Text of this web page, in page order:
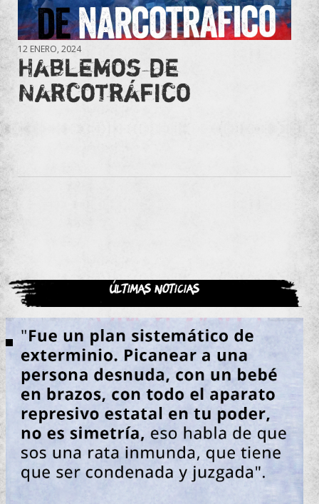
12 ENERO, 2024
Hablemos de
Narcotráfico
Últimas noticias